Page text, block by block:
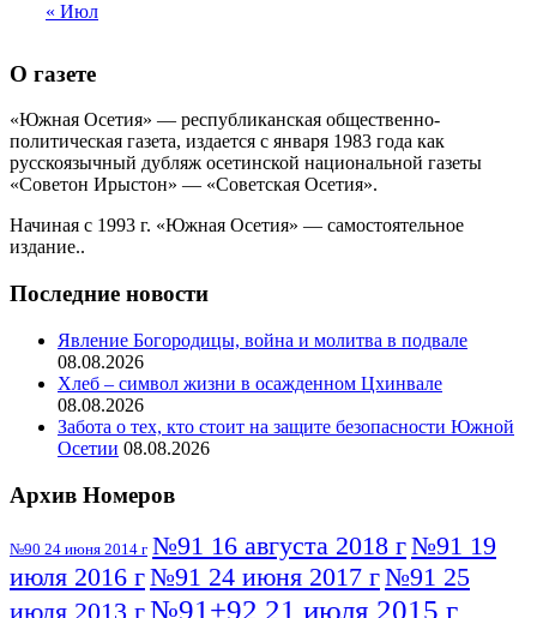
« Июл
О газете
«Южная Осетия» — республиканская общественно-
политическая газета, издается с января 1983 года как
русскоязычный дубляж осетинской национальной газеты
«Советон Ирыстон» — «Советская Осетия».
Начиная с 1993 г. «Южная Осетия» — самостоятельное
издание..
Последние новости
Явление Богородицы, война и молитва в подвале
08.08.2026
Хлеб – символ жизни в осажденном Цхинвале
08.08.2026
Забота о тех, кто стоит на защите безопасности Южной
Осетии 08.08.2026
Архив Номеров
№90 24 июня 2014 г №91 16 августа 2018 г№91 19
июля 2016 г№91 24 июня 2017 г№91 25
июля 2013 г№91+92 21 июля 2015 г